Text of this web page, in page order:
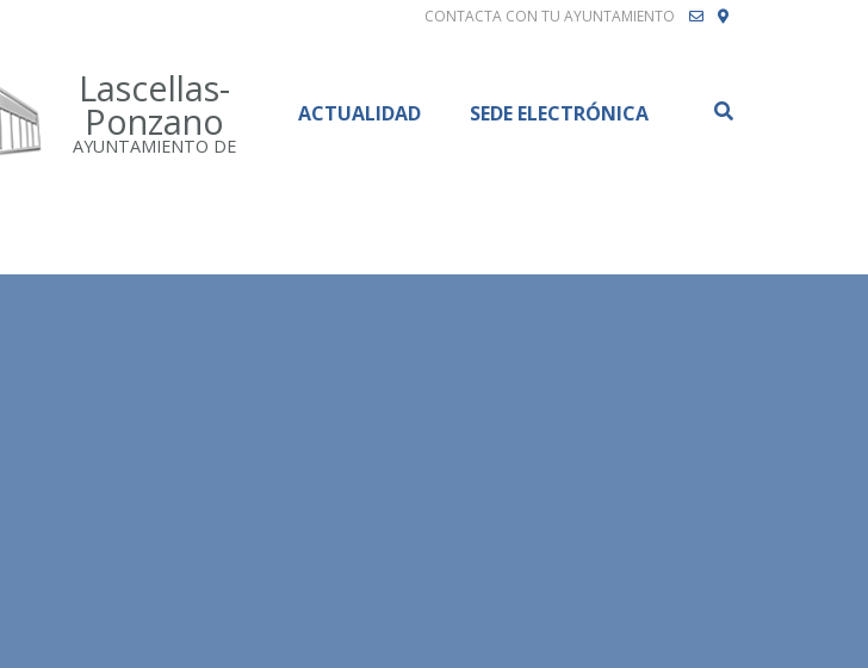
CONTACTA CON TU AYUNTAMIENTO
Lascellas-
Ponzano
AYUNTAMIENTO DE
ACTUALIDAD SEDE ELECTRÓNICA